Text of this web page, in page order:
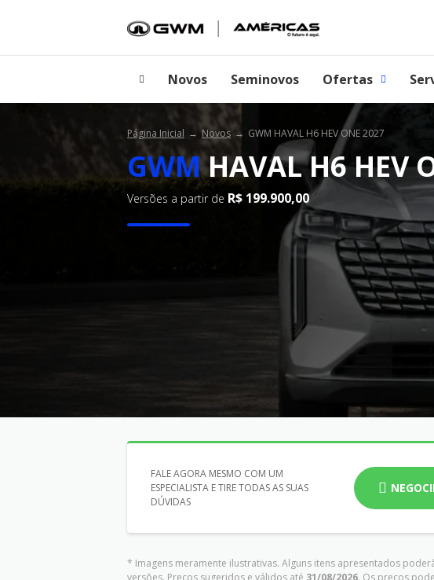
Novos Seminovos Ofertas
Página Inicial Novos GWM HAVAL H6 HEV ONE 2027
GWMHAVAL H6 HEV
Versões a partir de R$ 199.900,00
FALE AGORA MESMO COM UM
ESPECIALISTA E TIRE TODAS AS SUAS
DÚVIDAS
* Imagens meramente ilustrativas. Alguns itens apresentados